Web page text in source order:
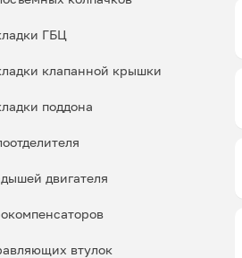
ГБЦ
клапанной крышки
поддона
двигателя
втулок